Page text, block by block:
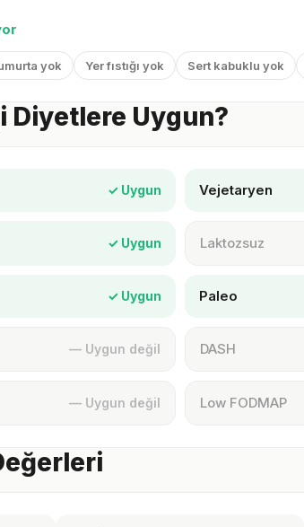
yok Yer fıstığı yok Sert kabuklu yok
Diyetlere Uygun?
✓ Uygun Vejetaryen
✓ Uygun Laktozsuz
✓ Uygun Paleo
— Uygun değil DASH
— Uygun değil Low FODMAP